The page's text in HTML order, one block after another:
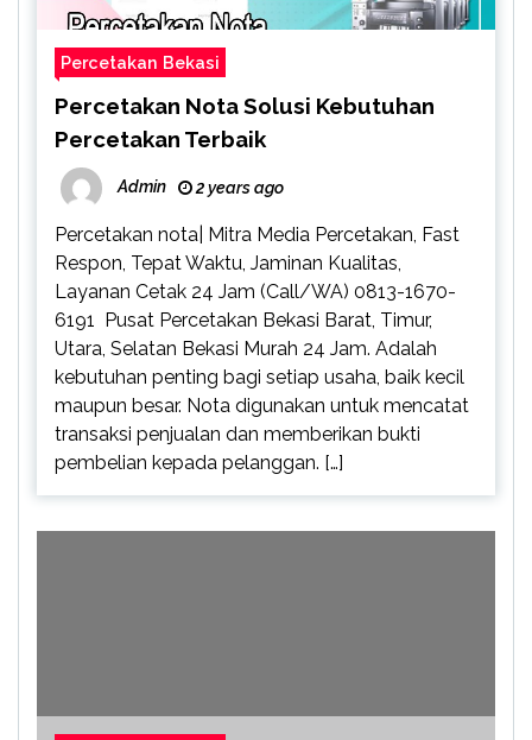
Percetakan Bekasi
Percetakan Nota Solusi Kebutuhan
Percetakan Terbaik
Admin 2 years ago
Percetakan nota| Mitra Media Percetakan, Fast
Respon, Tepat Waktu, Jaminan Kualitas,
Layanan Cetak 24 Jam (Call/WA) 0813-1670-
6191 Pusat Percetakan Bekasi Barat, Timur,
Utara, Selatan Bekasi Murah 24 Jam. Adalah
kebutuhan penting bagi setiap usaha, baik kecil
maupun besar. Nota digunakan untuk mencatat
transaksi penjualan dan memberikan bukti
pembelian kepada pelanggan. […]